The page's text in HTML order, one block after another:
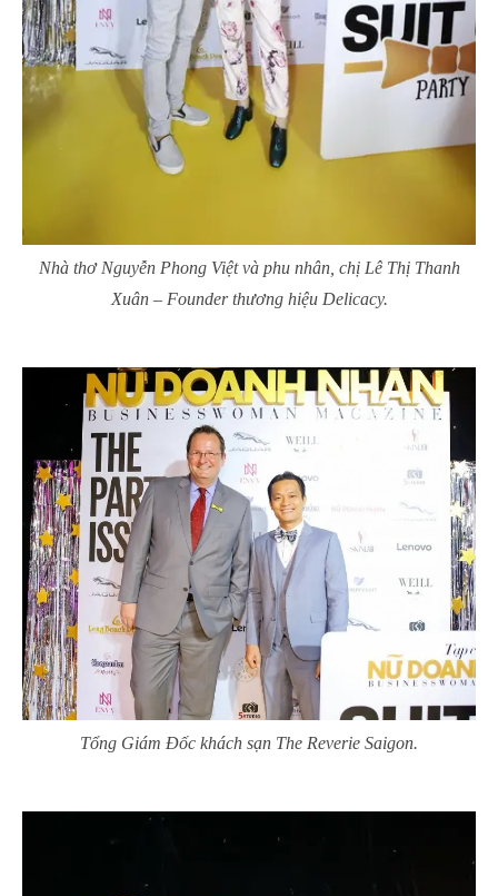
Nhà thơ Nguyễn Phong Việt và phu nhân, chị Lê Thị Thanh
Xuân – Founder thương hiệu Delicacy.
Tổng Giám Đốc khách sạn The Reverie Saigon.